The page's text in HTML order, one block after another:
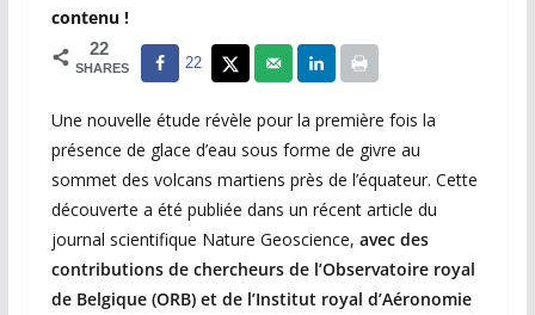
contenu !
22
SHARES 22
Une nouvelle étude révèle pour la première fois la
présence de glace d’eau sous forme de givre au
sommet des volcans martiens près de l’équateur. Cette
découverte a été publiée dans un récent article du
journal scientifique Nature Geoscience, avec des
contributions de chercheurs de l’Observatoire royal
de Belgique (ORB) et de l’Institut royal d’Aéronomie